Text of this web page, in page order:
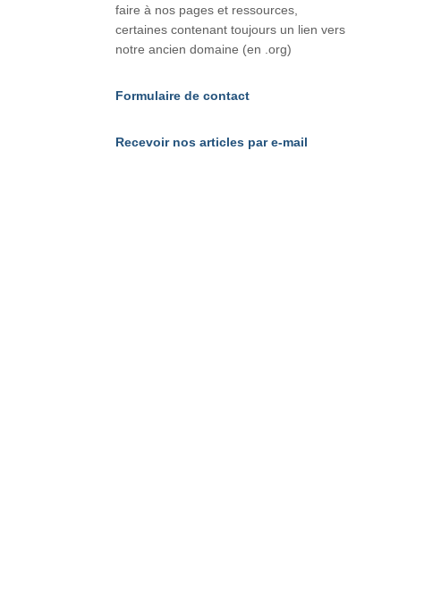
faire à nos pages et ressources,
certaines contenant toujours un lien vers
notre ancien domaine (en .org)
Formulaire de contact
Recevoir nos articles par e-mail